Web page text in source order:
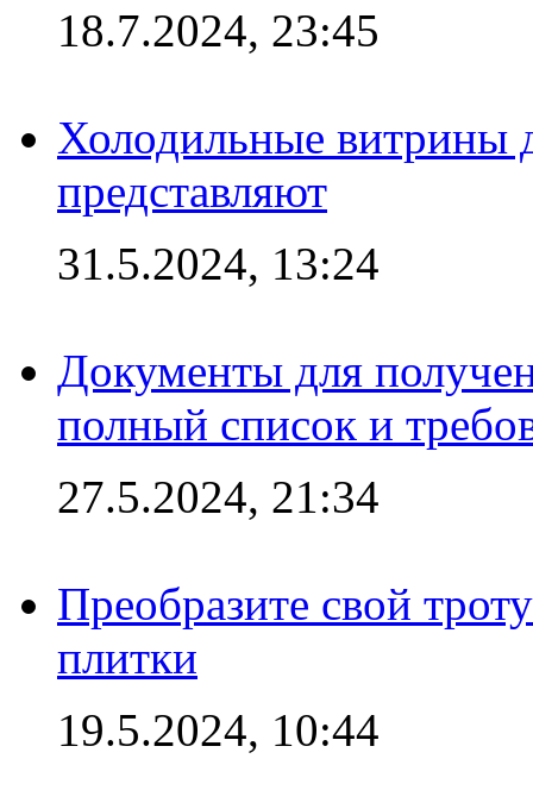
18.7.2024, 23:45
Холодильные витрины
представляют
31.5.2024, 13:24
Документы для
полный список и
27.5.2024, 21:34
Преобразите свой
плитки
19.5.2024, 10:44